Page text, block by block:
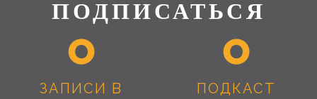
ПОДПИСАТЬСЯ
ЗАПИСИ В
ПОДКАСТ